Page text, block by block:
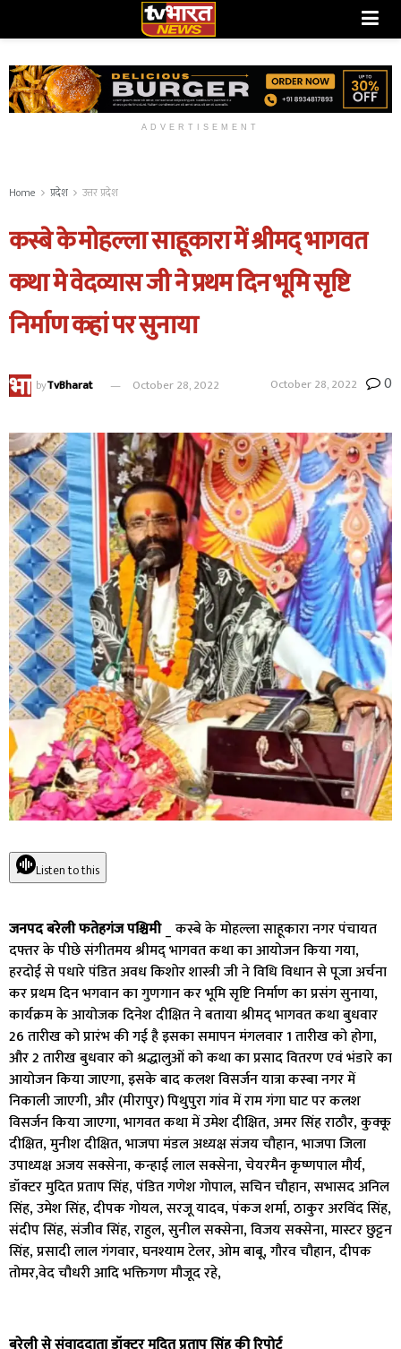
ADVERTISEMENT
Home प्रदेश उत्तर प्रदेश
कस्बे के मोहल्ला साहूकारा में श्रीमद् भागवत
कथा मे वेदव्यास जी ने प्रथम दिन भूमि सृष्टि
निर्माण कहां पर सुनाया
byTvBharat October 28, 2022 October 28, 2022 0
Listen to this
जनपद बरेली फतेहगंज पश्चिमी_ कस्बे के मोहल्ला साहूकारा नगर पंचायत
दफ्तर के पीछे संगीतमय श्रीमद् भागवत कथा का आयोजन किया गया,
हरदोई से पधारे पंडित अवध किशोर शास्त्री जी ने विधि विधान से पूजा अर्चना
कर प्रथम दिन भगवान का गुणगान कर भूमि सृष्टि निर्माण का प्रसंग सुनाया,
कार्यक्रम के आयोजक दिनेश दीक्षित ने बताया श्रीमद् भागवत कथा बुधवार
26 तारीख को प्रारंभ की गई है इसका समापन मंगलवार 1 तारीख को होगा,
और 2 तारीख बुधवार को श्रद्धालुओं को कथा का प्रसाद वितरण एवं भंडारे का
आयोजन किया जाएगा, इसके बाद कलश विसर्जन यात्रा कस्बा नगर में
निकाली जाएगी, और (मीरापुर) पिथुपुरा गांव में राम गंगा घाट पर कलश
विसर्जन किया जाएगा, भागवत कथा में उमेश दीक्षित, अमर सिंह राठौर, कुक्कू
दीक्षित, मुनीश दीक्षित, भाजपा मंडल अध्यक्ष संजय चौहान, भाजपा जिला
उपाध्यक्ष अजय सक्सेना, कन्हाई लाल सक्सेना, चेयरमैन कृष्णपाल मौर्य,
डॉक्टर मुदित प्रताप सिंह, पंडित गणेश गोपाल, सचिन चौहान, सभासद अनिल
सिंह, उमेश सिंह, दीपक गोयल, सरजू यादव, पंकज शर्मा, ठाकुर अरविंद सिंह,
संदीप सिंह, संजीव सिंह, राहुल, सुनील सक्सेना, विजय सक्सेना, मास्टर छुट्टन
सिंह, प्रसादी लाल गंगवार, घनश्याम टेलर, ओम बाबू, गौरव चौहान, दीपक
तोमर,वेद चौधरी आदि भक्तिगण मौजूद रहे,